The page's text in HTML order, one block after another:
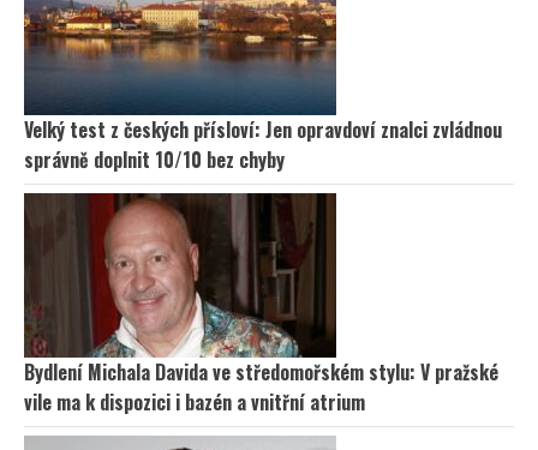
Velký test z českých přísloví: Jen opravdoví znalci zvládnou
správně doplnit 10/10 bez chyby
Bydlení Michala Davida ve středomořském stylu: V pražské
vile ma k dispozici i bazén a vnitřní atrium